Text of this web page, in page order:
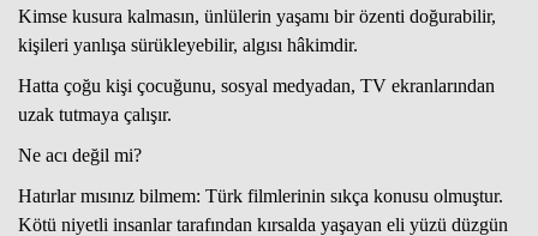
Kimse kusura kalmasın, ünlülerin yaşamı bir özenti doğurabilir,
kişileri yanlışa sürükleyebilir, algısı hâkimdir.
Hatta çoğu kişi çocuğunu, sosyal medyadan, TV ekranlarından
uzak tutmaya çalışır.
Ne acı değil mi?
Hatırlar mısınız bilmem: Türk filmlerinin sıkça konusu olmuştur.
Kötü niyetli insanlar tarafından kırsalda yaşayan eli yüzü düzgün